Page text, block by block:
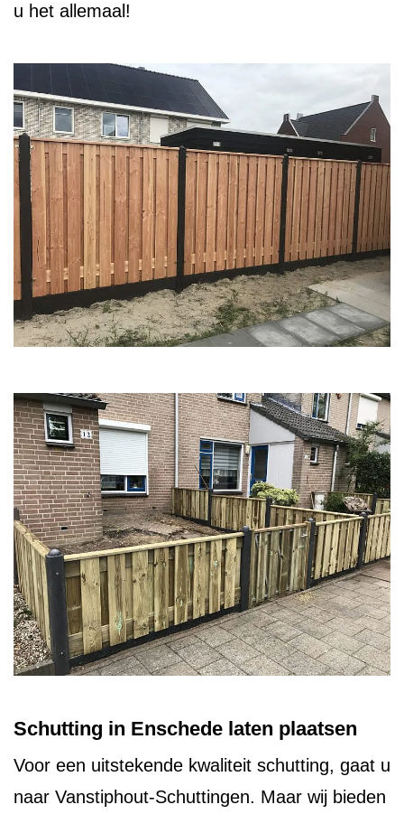
u het allemaal!
Schutting in Enschede laten plaatsen
Voor een uitstekende kwaliteit schutting, gaat u
naar Vanstiphout-Schuttingen. Maar wij bieden